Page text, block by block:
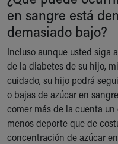
Calendar of Events
Community Mission
Connect With Us
Our Culture of Caring
Newsroom
Our Leadership
Quality and Patient
Unity and Engagement
Women's Board
Our History
en sangre está
demasiado bajo?
Incluso aunque usted siga
de la diabetes de su hijo,
cuidado, su hijo podrá
o bajas de azúcar en
comer más de la cuenta
menos deporte que de
concentración de azúcar